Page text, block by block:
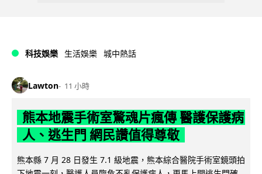
科技娛樂 生活娛樂 城中熱話
Lawton 11 小時
熊本地震手術室驚魂片瘋傳 醫護保護病
人、逃生門 網民讚值得尊敬
熊本縣 7 月 28 日發生 7.1 級地震，熊本綜合醫院手術室鏡頭拍